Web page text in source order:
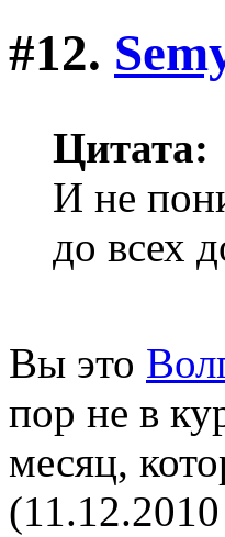
#12.
Цитата:
И не
до всех
Вы это
пор не в
месяц,